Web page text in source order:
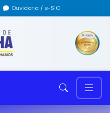
Ouvidoria / e-SIC